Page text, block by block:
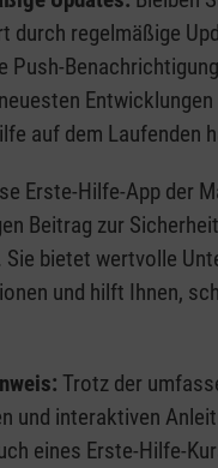
durch regelmäßige
Push-
auf dem Laufenden
Erste-Hilfe-App der
Beitrag zur
Sie bietet wertvolle
und hilft Ihnen,
Trotz der
und interaktiven
eines Erste-Hilfe-